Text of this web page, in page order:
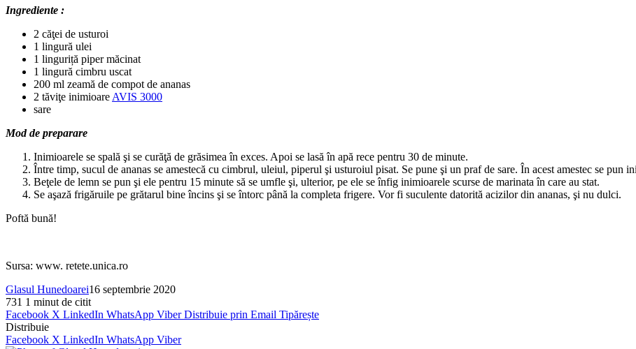
Ingrediente :
2 căţei de usturoi
1 lingură ulei
1 linguriță piper măcinat
1 lingură cimbru uscat
200 ml zeamă de compot de ananas
2 tăviţe inimioare AVIS 3000
sare
Mod de preparare
Inimioarele se spală şi se curăţă de grăsimea în exces. Apoi se lasă în apă rece pentru 30 de minute.
Între timp, sucul de ananas se amestecă cu cimbrul, uleiul, piperul şi usturoiul pisat. Se pune şi un praf de sare. În acest amestec se pun
Beţele de lemn se pun şi ele pentru 15 minute să se umfle şi, ulterior, pe ele se înfig inimioarele scurse de marinata în care au stat.
Se aşază frigăruile pe grătarul bine încins şi se întorc până la completa frigere. Vor fi suculente datorită acizilor din ananas, şi nu dulci.
Poftă bună!
Sursa: www. retete.unica.ro
Glasul Hunedoarei16 septembrie 2020
731 1 minut de citit
Facebook X LinkedIn WhatsApp Viber Distribuie prin Email Tipărește
Distribuie
Facebook X LinkedIn WhatsApp Viber